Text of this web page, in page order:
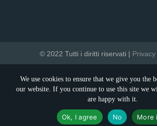
© 2022 Tutti i diritti riservati |
We use cookies to ensure that we give you the
our website. If you continue to use this site we
are happy with it.
Ok, I agree No More